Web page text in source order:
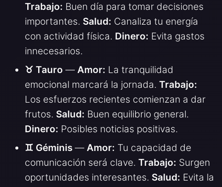
Trabajo: Buen día para tomar decisiones
importantes. Salud: Canaliza tu energía
con actividad física. Dinero: Evita gastos
innecesarios.
♉ Tauro — Amor: La tranquilidad
emocional marcará la jornada. Trabajo:
Los esfuerzos recientes comienzan a dar
frutos. Salud: Buen equilibrio general.
Dinero: Posibles noticias positivas.
♊ Géminis — Amor: Tu capacidad de
comunicación será clave. Trabajo: Surgen
oportunidades interesantes. Salud: Evita la